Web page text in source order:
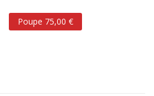
Poupe 75,00 €